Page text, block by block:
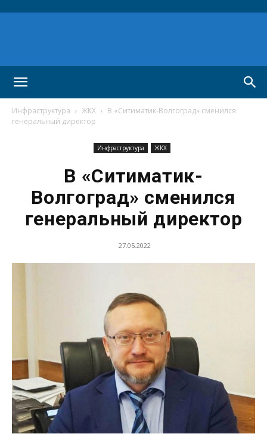
Инфраструктура ЖКХ
В «Ситиматик-Волгоград» сменился
генеральный директор
Инфраструктура ЖКХ
В «Ситиматик-
Волгоград» сменился
генеральный директор
27.05.2022